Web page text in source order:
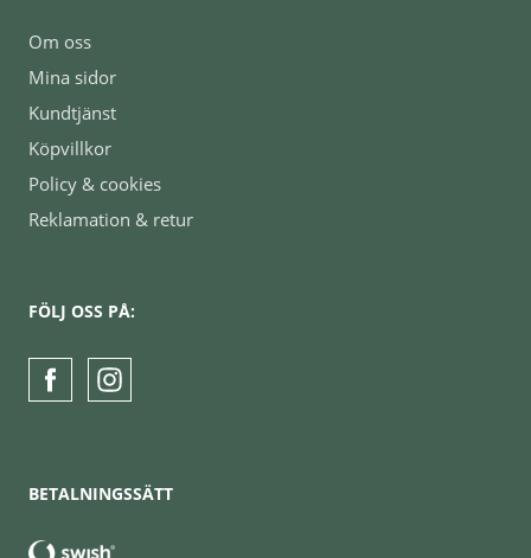
Om oss
Mina sidor
Kundtjänst
Köpvillkor
Policy & cookies
Reklamation & retur
FÖLJ OSS PÅ:
BETALNINGSSÄTT